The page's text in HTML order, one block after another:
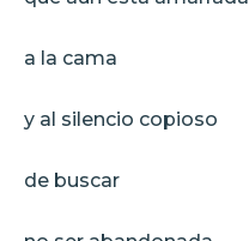
a la cama
y al silencio copioso
de buscar